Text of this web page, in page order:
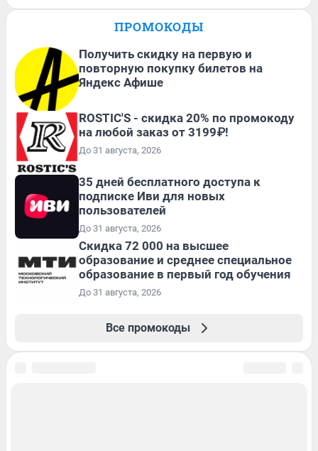
ПРОМОКОДЫ
Получить скидку на первую и
повторную покупку билетов на
Яндекс Афише
ROSTIC'S - скидка 20% по промокоду
на любой заказ от 3199₽!
До 31 августа, 2026
35 дней бесплатного доступа к
подписке Иви для новых
пользователей
До 31 августа, 2026
Скидка 72 000 на высшее
образование и среднее специальное
образование в первый год обучения
До 31 августа, 2026
Все промокоды